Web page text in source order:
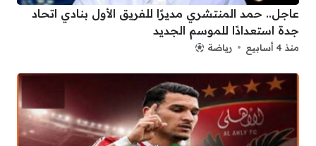
عاجل.. حمد المنتشري مديرًا للفريق الأول بنادي اتحاد
جدة استعدادًا للموسم الجديد
منذ 4 أسابيع رياضة